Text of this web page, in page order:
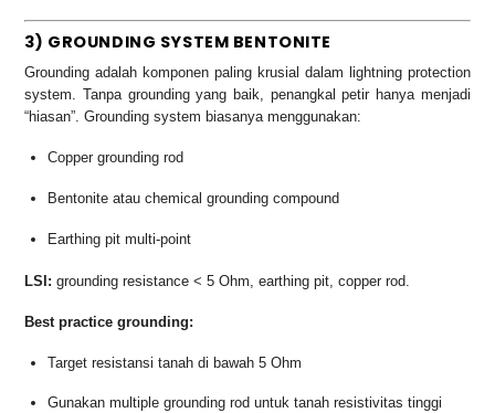
3) GROUNDING SYSTEM BENTONITE
Grounding adalah komponen paling krusial dalam lightning protection
system. Tanpa grounding yang baik, penangkal petir hanya menjadi
“hiasan”. Grounding system biasanya menggunakan:
Copper grounding rod
Bentonite atau chemical grounding compound
Earthing pit multi-point
LSI: grounding resistance < 5 Ohm, earthing pit, copper rod.
Best practice grounding:
Target resistansi tanah di bawah 5 Ohm
Gunakan multiple grounding rod untuk tanah resistivitas tinggi